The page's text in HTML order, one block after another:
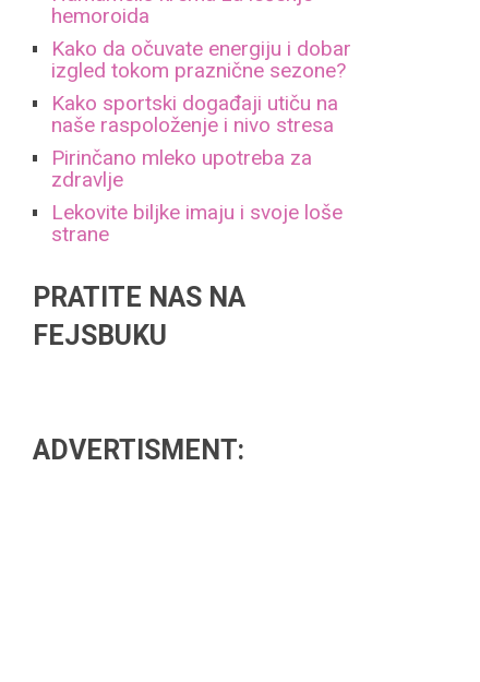
hemoroida
Kako da očuvate energiju i dobar
izgled tokom praznične sezone?
Kako sportski događaji utiču na
naše raspoloženje i nivo stresa
Pirinčano mleko upotreba za
zdravlje
Lekovite biljke imaju i svoje loše
strane
PRATITE NAS NA
FEJSBUKU
ADVERTISMENT: